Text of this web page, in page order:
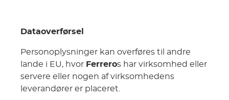
Dataoverførsel
Personoplysninger kan overføres til andre
lande i EU, hvor Ferreros har virksomhed eller
servere eller nogen af virksomhedens
leverandører er placeret.